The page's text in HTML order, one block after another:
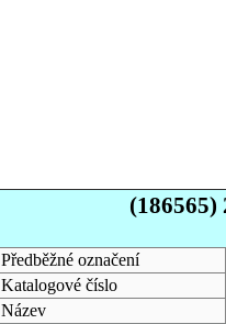
(186565)
Předběžné označení
Katalogové číslo
Název